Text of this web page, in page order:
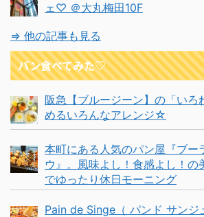
ェ♡ ＠大丸梅田10F
⇒ 他の記事も見る
パン食べてみた♡
阪急【ブルージーン】の「いろ
めるいろんなアレンジ☆
本町にある人気のパン屋『ブー
ウ』。風味よし！食感よし！の
でゆったり休日モーニング
Pain de Singe（ パンド サンジ